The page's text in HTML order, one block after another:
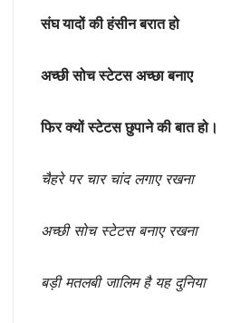
संघ यादों की हंसीन बरात हो
अच्छी सोच स्टेटस अच्छा बनाए
फिर क्यों स्टेटस छुपाने की बात हो।
चैहरे पर चार चांद लगाए रखना
अच्छी सोच स्टेटस बनाए रखना
बड़ी मतलबी जालिम है यह दुनिया